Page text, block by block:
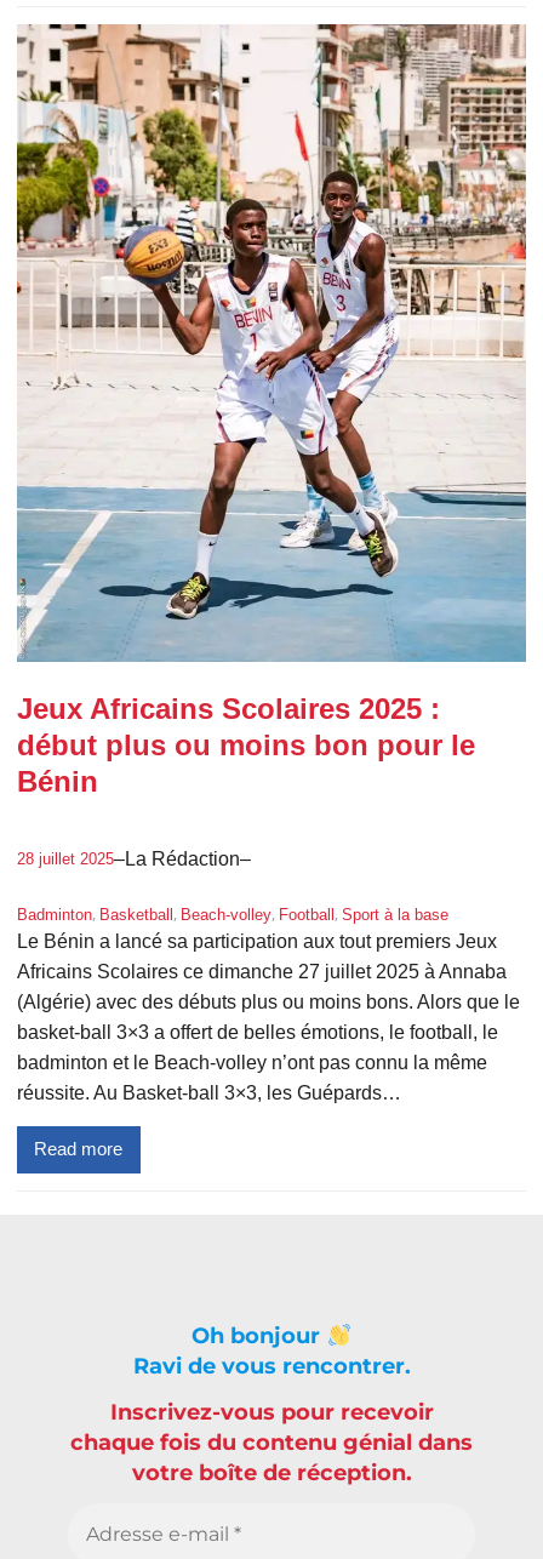
Jeux Africains Scolaires 2025 :
début plus ou moins bon pour le
Bénin
28 juillet 2025–La Rédaction–
Badminton, Basketball, Beach-volley, Football, Sport à la base
Le Bénin a lancé sa participation aux tout premiers Jeux
Africains Scolaires ce dimanche 27 juillet 2025 à Annaba
(Algérie) avec des débuts plus ou moins bons. Alors que le
basket-ball 3×3 a offert de belles émotions, le football, le
badminton et le Beach-volley n’ont pas connu la même
réussite. Au Basket-ball 3×3, les Guépards…
Read more
Oh bonjour
Ravi de vous rencontrer.
Inscrivez-vous pour recevoir
chaque fois du contenu génial dans
votre boîte de réception.